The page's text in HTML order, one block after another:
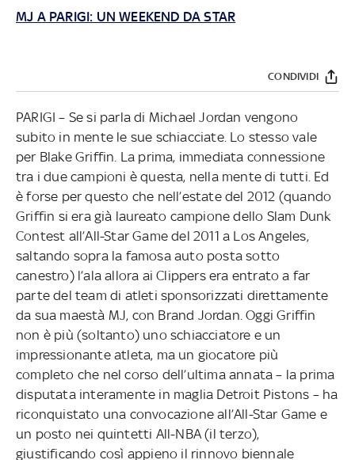
MJ A PARIGI: UN WEEKEND DA STAR
CONDIVIDI
PARIGI – Se si parla di Michael Jordan vengono
subito in mente le sue schiacciate. Lo stesso vale
per Blake Griffin. La prima, immediata connessione
tra i due campioni è questa, nella mente di tutti. Ed
è forse per questo che nell’estate del 2012 (quando
Griffin si era già laureato campione dello Slam Dunk
Contest all’All-Star Game del 2011 a Los Angeles,
saltando sopra la famosa auto posta sotto
canestro) l’ala allora ai Clippers era entrato a far
parte del team di atleti sponsorizzati direttamente
da sua maestà MJ, con Brand Jordan. Oggi Griffin
non è più (soltanto) uno schiacciatore e un
impressionante atleta, ma un giocatore più
completo che nel corso dell’ultima annata – la prima
disputata interamente in maglia Detroit Pistons – ha
riconquistato una convocazione all’All-Star Game e
un posto nei quintetti All-NBA (il terzo),
giustificando così appieno il rinnovo biennale